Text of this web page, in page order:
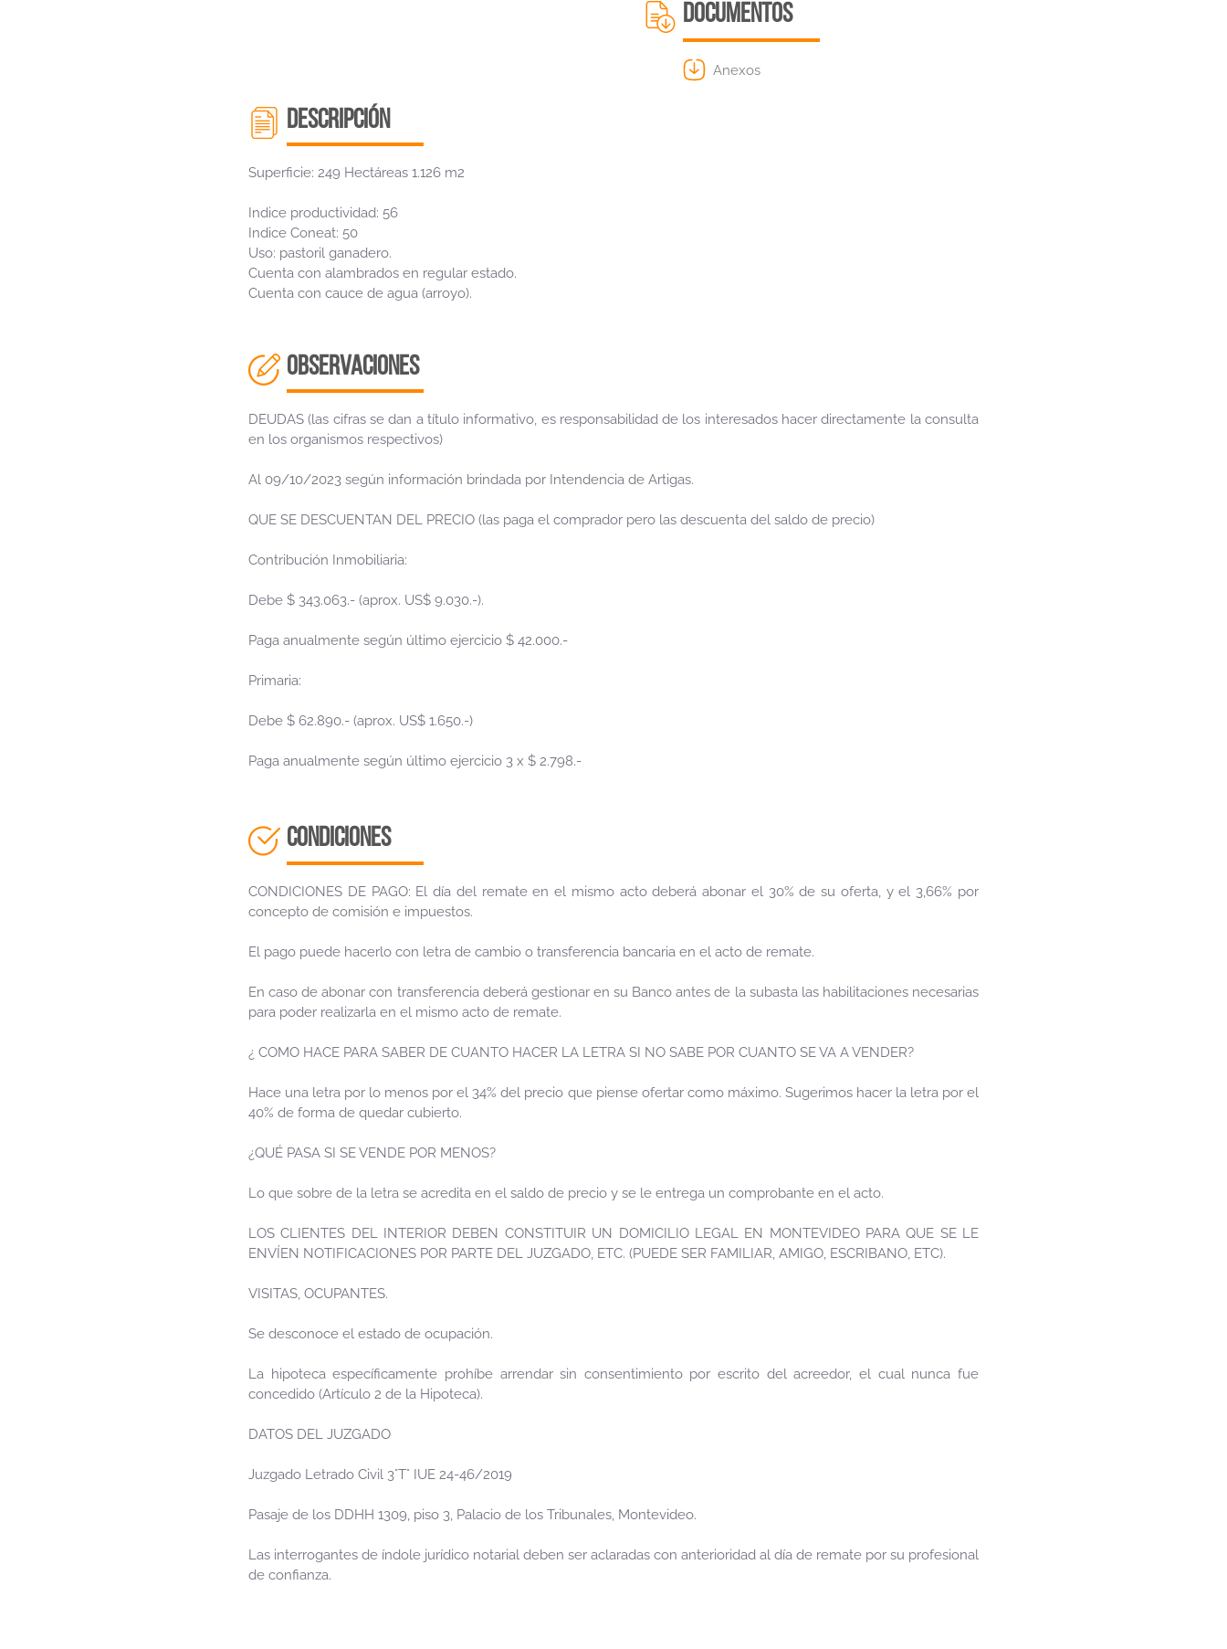
DOCUMENTOS
Anexos
descripción
Superficie: 249 Hectáreas 1.126 m2
Indice productividad: 56
Indice Coneat: 50
Uso: pastoril ganadero.
Cuenta con alambrados en regular estado.
Cuenta con cauce de agua (arroyo).
OBSERVACIONES
DEUDAS (las cifras se dan a título informativo, es responsabilidad de los interesados hacer directamente la consulta
en los organismos respectivos)
Al 09/10/2023 según información brindada por Intendencia de Artigas.
QUE SE DESCUENTAN DEL PRECIO (las paga el comprador pero las descuenta del saldo de precio)
Contribución Inmobiliaria:
Debe $ 343.063.- (aprox. US$ 9.030.-).
Paga anualmente según último ejercicio $ 42.000.-
Primaria:
Debe $ 62.890.- (aprox. US$ 1.650.-)
Paga anualmente según último ejercicio 3 x $ 2.798.-
CONDICIONES
CONDICIONES DE PAGO: El día del remate en el mismo acto deberá abonar el 30% de su oferta, y el 3,66% por
concepto de comisión e impuestos.
El pago puede hacerlo con letra de cambio o transferencia bancaria en el acto de remate.
En caso de abonar con transferencia deberá gestionar en su Banco antes de la subasta las habilitaciones necesarias
para poder realizarla en el mismo acto de remate.
¿ COMO HACE PARA SABER DE CUANTO HACER LA LETRA SI NO SABE POR CUANTO SE VA A VENDER?
Hace una letra por lo menos por el 34% del precio que piense ofertar como máximo. Sugerimos hacer la letra por el
40% de forma de quedar cubierto.
¿QUÉ PASA SI SE VENDE POR MENOS?
Lo que sobre de la letra se acredita en el saldo de precio y se le entrega un comprobante en el acto.
LOS CLIENTES DEL INTERIOR DEBEN CONSTITUIR UN DOMICILIO LEGAL EN MONTEVIDEO PARA QUE SE LE
ENVÍEN NOTIFICACIONES POR PARTE DEL JUZGADO, ETC. (PUEDE SER FAMILIAR, AMIGO, ESCRIBANO, ETC).
VISITAS, OCUPANTES.
Se desconoce el estado de ocupación.
La hipoteca específicamente prohíbe arrendar sin consentimiento por escrito del acreedor, el cual nunca fue
concedido (Artículo 2 de la Hipoteca).
DATOS DEL JUZGADO
Juzgado Letrado Civil 3°T° IUE 24-46/2019
Pasaje de los DDHH 1309, piso 3, Palacio de los Tribunales, Montevideo.
Las interrogantes de índole jurídico notarial deben ser aclaradas con anterioridad al día de remate por su profesional
de confianza.